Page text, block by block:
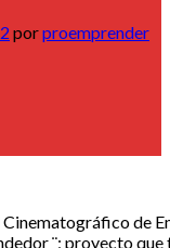
porproemprender
de
¨; proyecto que